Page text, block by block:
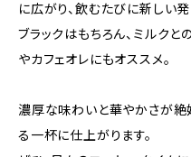
に広がり、飲むたびに新しい発
ブラックはもちろん、ミルク
やカフェオレにもオススメ。
濃厚な味わいと華やかさが絶
る一杯に仕上がります。